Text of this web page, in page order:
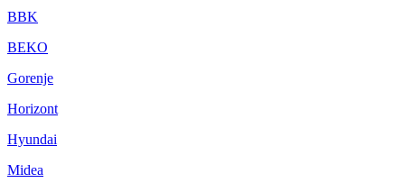
BBK
BEKO
Gorenje
Horizont
Hyundai
Midea